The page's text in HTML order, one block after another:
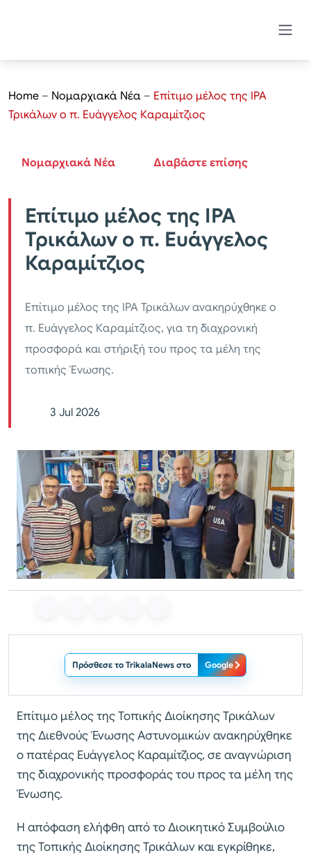
Home – Νομαρχιακά Νέα – Επίτιμο μέλος της IPA
Τρικάλων ο π. Ευάγγελος Καραμίτζιος
Νομαρχιακά Νέα Διαβάστε επίσης
Επίτιμο μέλος της IPA
Τρικάλων ο π. Ευάγγελος
Καραμίτζιος
Επίτιμο μέλος της IPA Τρικάλων ανακηρύχθηκε ο
π. Ευάγγελος Καραμίτζιος, για τη διαχρονική
προσφορά και στήριξή του προς τα μέλη της
τοπικής Ένωσης.
3 Jul 2026
Πρόσθεσε το TrikalaNews στο Google
Επίτιμο μέλος της Τοπικής Διοίκησης Τρικάλων
της Διεθνούς Ένωσης Αστυνομικών ανακηρύχθηκε
ο πατέρας Ευάγγελος Καραμίτζιος, σε αναγνώριση
της διαχρονικής προσφοράς του προς τα μέλη της
Ένωσης.
Η απόφαση ελήφθη από το Διοικητικό Συμβούλιο
της Τοπικής Διοίκησης Τρικάλων και εγκρίθηκε,